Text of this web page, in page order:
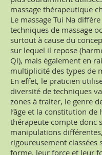
massage thérapeutique
Le massage Tui Na
techniques de massage
surtout à cause du
sur lequel il repose
Qi), mais également en
multiplicité des types de
En effet, le praticien
diversité de techniques
zones à traiter, le genre
l’âge et la constitution de
thérapeute compte donc
manipulations différentes,
rigoureusement classées
forme, leur force et leur